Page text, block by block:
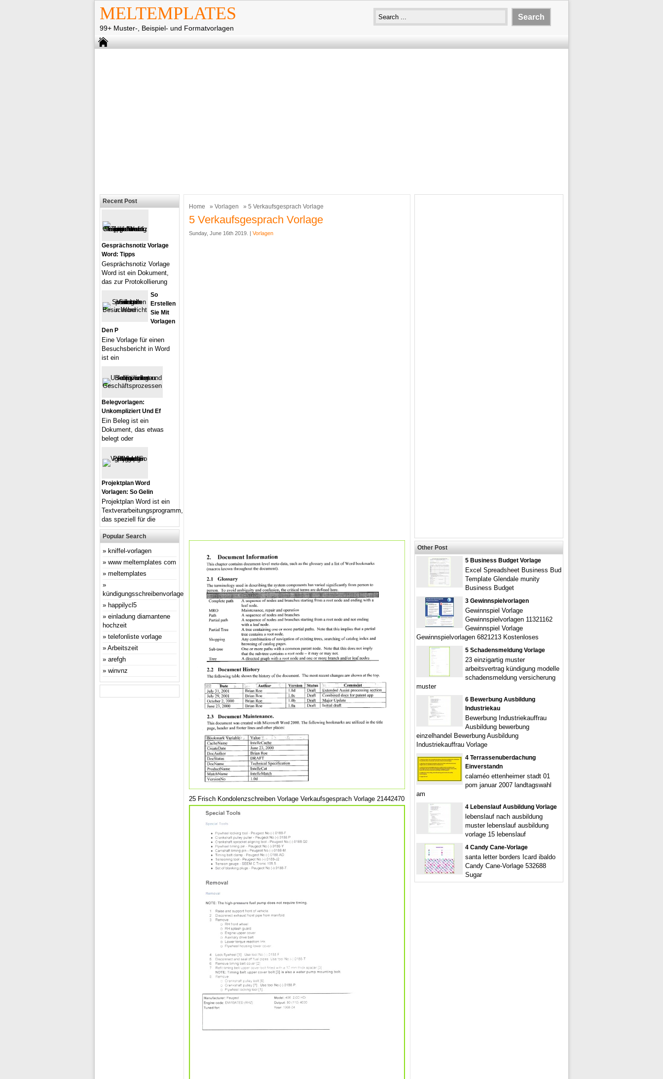
MELTEMPLATES
99+ Muster-, Beispiel- und Formatvorlagen
Home » Vorlagen » 5 Verkaufsgesprach Vorlage
5 Verkaufsgesprach Vorlage
Sunday, June 16th 2019. | Vorlagen
25 Frisch Kondolenzschreiben Vorlage Verkaufsgesprach Vorlage 21442470
Recent Post
Gesprächsnotiz Vorlage
Word: Tipps
Gesprächsnotiz Vorlage
Word ist ein Dokument,
das zur Protokollierung
So
Erstellen
Sie Mit
Vorlagen
Den P
Eine Vorlage für einen
Besuchsbericht in Word
ist ein
Belegvorlagen:
Unkompliziert Und Ef
Ein Beleg ist ein
Dokument, das etwas
belegt oder
Projektplan Word
Vorlagen: So Gelin
Projektplan Word ist ein
Textverarbeitungsprogramm,
das speziell für die
Popular Search
kniffel-vorlagen
www meltemplates com
meltemplates
kündigungsschreibenvorlage
happilycl5
einladung diamantene
hochzeit
telefonliste vorlage
Arbeitszeit
arefgh
winvnz
Other Post
5 Business Budget Vorlage
Excel Spreadsheet Business Bud
Template Glendale munity
Business Budget
3 Gewinnspielvorlagen
Gewinnspiel Vorlage
Gewinnspielvorlagen 11321162
Gewinnspiel Vorlage
Gewinnspielvorlagen 6821213 Kostenloses
5 Schadensmeldung Vorlage
23 einzigartig muster
arbeitsvertrag kündigung modelle
schadensmeldung versicherung
muster
6 Bewerbung Ausbildung
Industriekau
Bewerbung Industriekauffrau
Ausbildung bewerbung
einzelhandel Bewerbung Ausbildung
Industriekauffrau Vorlage
4 Terrassenuberdachung
Einverstandn
calaméo ettenheimer stadt 01
pom januar 2007 landtagswahl
am
4 Lebenslauf Ausbildung Vorlage
lebenslauf nach ausbildung
muster lebenslauf ausbildung
vorlage 15 lebenslauf
4 Candy Cane-Vorlage
santa letter borders Icard ibaldo
Candy Cane-Vorlage 532688
Sugar